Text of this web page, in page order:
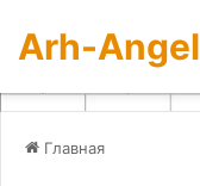
Arh-Angel
Главная